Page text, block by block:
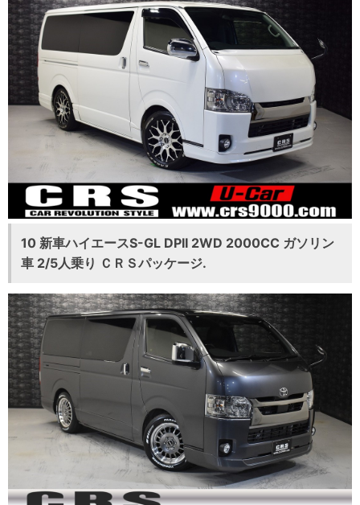
10 新車ハイエースS-GL DPII 2WD 2000CC ガソリン
車 2/5人乗り ＣＲＳパッケージ.